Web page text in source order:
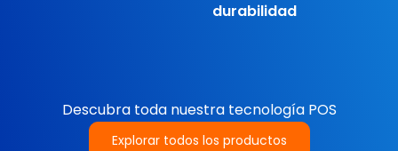
durabilidad
Descubra toda nuestra tecnología POS
Explorar todos los productos